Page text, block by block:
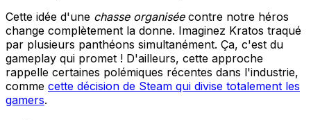
Cette idée d'une chasse organiséecontre notre héros
change complètement la donne. Imaginez Kratos traqué
par plusieurs panthéons simultanément. Ça, c'est du
gameplay qui promet ! D'ailleurs, cette approche
rappelle certaines polémiques récentes dans l'industrie,
comme cette décision de Steam qui divise totalement les
gamers.